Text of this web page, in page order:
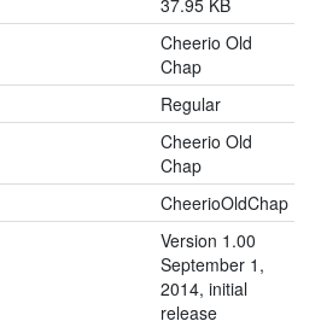
37.95 KB
Cheerio Old
Chap
Regular
Cheerio Old
Chap
CheerioOldChap
Version 1.00
September 1,
2014, initial
release